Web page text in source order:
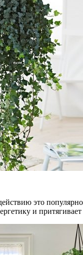
это
и притягивает